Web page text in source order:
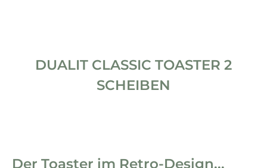
DUALIT CLASSIC TOASTER 2
SCHEIBEN
Der Toaster im Retro-Design...